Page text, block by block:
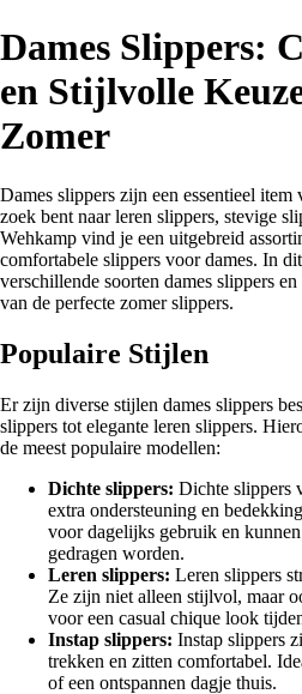
Dames Slippers:
en Stijlvolle
Zomer
Dames slippers zijn een essentieel
zoek bent naar leren slippers, stevige
Wehkamp vind je een uitgebreid
comfortabele slippers voor dames. In
verschillende soorten dames slippers
van de perfecte zomer slippers.
Populaire Stijlen
Er zijn diverse stijlen dames slippers
slippers tot elegante leren slippers.
de meest populaire modellen:
Dichte slippers: Dichte slippers
extra ondersteuning en
voor dagelijks gebruik en
gedragen worden.
Leren slippers: Leren slippers
Ze zijn niet alleen stijlvol, maar
voor een casual chique look
Instap slippers: Instap slippers
trekken en zitten comfortabel.
of een ontspannen dagje thuis.